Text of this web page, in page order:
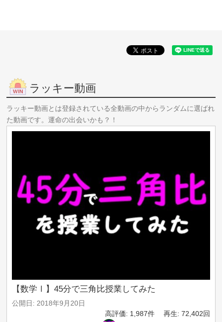
ラッキー動画
ラッキー動画とは登録されている全動画の中からランダムに選ばれ
た動画です。運命の出会いかも？！
【数学Ⅰ】45分で三角比授業してみた
公開日: 2018年9月20日
再生: 72,402回
高評価: 1,987件